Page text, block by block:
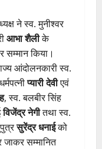
ने स्व. मुनीश्वर
आभा शैलीके
किया।
आंदोलनकारी स्व.
प्यारी देवीएवं
, स्व. बलबीर सिंह
विजेंद्र नेगीतथा स्व.
सुरेंद्र धनाईको
सम्मानित